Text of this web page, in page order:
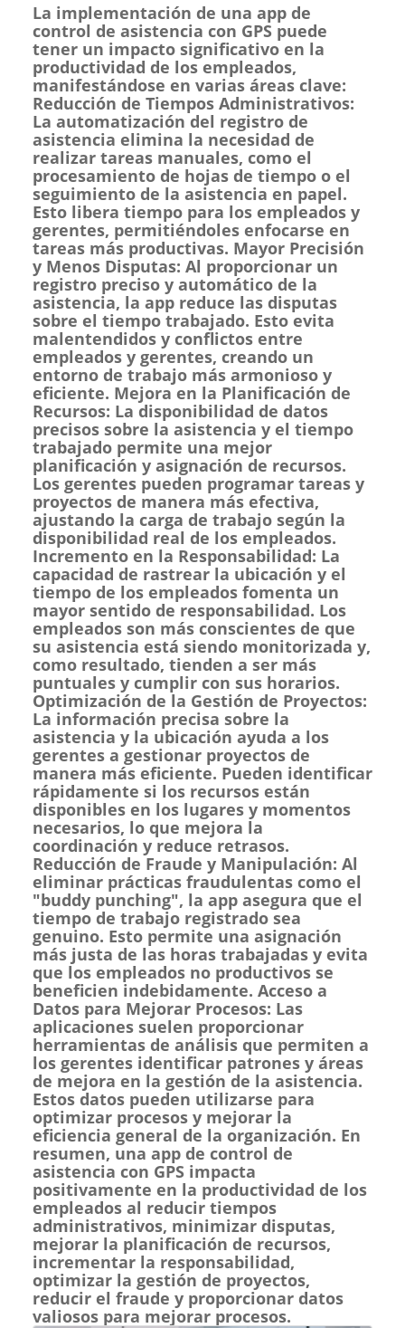
La implementación de una app de
control de asistencia con GPS puede
tener un impacto significativo en la
productividad de los empleados,
manifestándose en varias áreas clave:
Reducción de Tiempos Administrativos:
La automatización del registro de
asistencia elimina la necesidad de
realizar tareas manuales, como el
procesamiento de hojas de tiempo o el
seguimiento de la asistencia en papel.
Esto libera tiempo para los empleados y
gerentes, permitiéndoles enfocarse en
tareas más productivas. Mayor Precisión
y Menos Disputas: Al proporcionar un
registro preciso y automático de la
asistencia, la app reduce las disputas
sobre el tiempo trabajado. Esto evita
malentendidos y conflictos entre
empleados y gerentes, creando un
entorno de trabajo más armonioso y
eficiente. Mejora en la Planificación de
Recursos: La disponibilidad de datos
precisos sobre la asistencia y el tiempo
trabajado permite una mejor
planificación y asignación de recursos.
Los gerentes pueden programar tareas y
proyectos de manera más efectiva,
ajustando la carga de trabajo según la
disponibilidad real de los empleados.
Incremento en la Responsabilidad: La
capacidad de rastrear la ubicación y el
tiempo de los empleados fomenta un
mayor sentido de responsabilidad. Los
empleados son más conscientes de que
su asistencia está siendo monitorizada y,
como resultado, tienden a ser más
puntuales y cumplir con sus horarios.
Optimización de la Gestión de Proyectos:
La información precisa sobre la
asistencia y la ubicación ayuda a los
gerentes a gestionar proyectos de
manera más eficiente. Pueden identificar
rápidamente si los recursos están
disponibles en los lugares y momentos
necesarios, lo que mejora la
coordinación y reduce retrasos.
Reducción de Fraude y Manipulación: Al
eliminar prácticas fraudulentas como el
"buddy punching", la app asegura que el
tiempo de trabajo registrado sea
genuino. Esto permite una asignación
más justa de las horas trabajadas y evita
que los empleados no productivos se
beneficien indebidamente. Acceso a
Datos para Mejorar Procesos: Las
aplicaciones suelen proporcionar
herramientas de análisis que permiten a
los gerentes identificar patrones y áreas
de mejora en la gestión de la asistencia.
Estos datos pueden utilizarse para
optimizar procesos y mejorar la
eficiencia general de la organización. En
resumen, una app de control de
asistencia con GPS impacta
positivamente en la productividad de los
empleados al reducir tiempos
administrativos, minimizar disputas,
mejorar la planificación de recursos,
incrementar la responsabilidad,
optimizar la gestión de proyectos,
reducir el fraude y proporcionar datos
valiosos para mejorar procesos.